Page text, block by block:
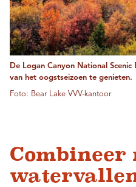
De Logan Canyon National
van het oogstseizoen te genieten.
Foto: Bear Lake VVV-kantoor
Combineer